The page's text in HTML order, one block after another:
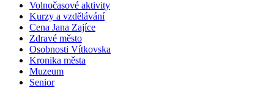
Volnočasové aktivity
Kurzy a vzdělávání
Cena Jana Zajíce
Zdravé město
Osobnosti Vítkovska
Kronika města
Muzeum
Senior